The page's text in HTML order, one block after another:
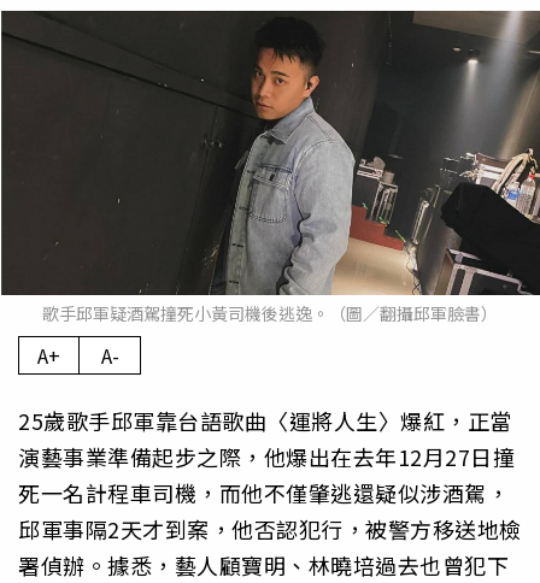
歌手邱軍疑酒駕撞死小黃司機後逃逸。（圖／翻攝邱軍臉書）
A+ A-
25歲歌手邱軍靠台語歌曲〈運將人生〉爆紅，正當
演藝事業準備起步之際，他爆出在去年12月27日撞
死一名計程車司機，而他不僅肇逃還疑似涉酒駕，
邱軍事隔2天才到案，他否認犯行，被警方移送地檢
署偵辦。據悉，藝人顧寶明、林曉培過去也曾犯下